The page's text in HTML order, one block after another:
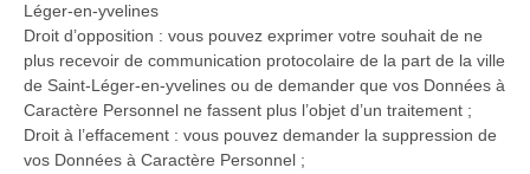
Léger-en-yvelines
Droit d’opposition : vous pouvez exprimer votre souhait de ne
plus recevoir de communication protocolaire de la part de la ville
de Saint-Léger-en-yvelines ou de demander que vos Données à
Caractère Personnel ne fassent plus l’objet d’un traitement ;
Droit à l’effacement : vous pouvez demander la suppression de
vos Données à Caractère Personnel ;